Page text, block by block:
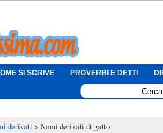
SI SCRIVE PROVERBI E DETTI
derivati Nomi derivati di gatto